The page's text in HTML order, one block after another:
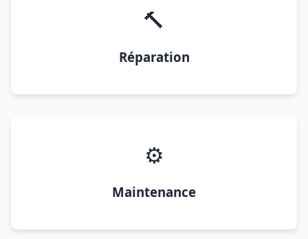
🔨
Réparation
⚙️
Maintenance